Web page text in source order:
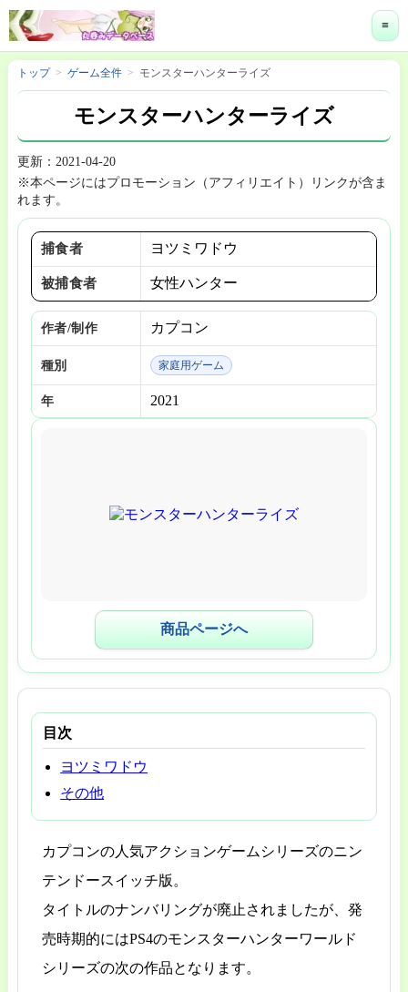
≡
トップ ゲーム全件 モンスターハンターライズ
モンスターハンターライズ
更新：2021-04-20
※本ページにはプロモーション（アフィリエイト）リンクが含ま
れます。
商品ページへ
捕食者 ヨツミワドウ
被捕食者 女性ハンター
作者/制作 カプコン
種別 家庭用ゲーム
年 2021
目次
ヨツミワドウ
その他
カプコンの人気アクションゲームシリーズのニン
テンドースイッチ版。
タイトルのナンバリングが廃止されましたが、発
売時期的にはPS4のモンスターハンターワールド
シリーズの次の作品となります。